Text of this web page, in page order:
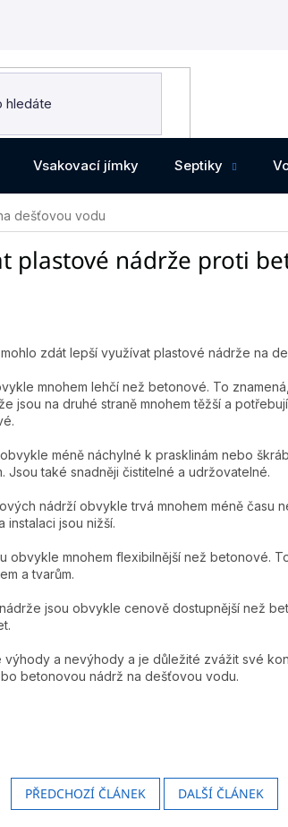
Vsakovací jímky Septiky
dešťovou vodu
plastové nádrže proti
zdát lepší využívat plastové nádrže na
mnohem lehčí než betonové. To
jsou na druhé straně mnohem těžší a
méně náchylné k prasklinám nebo
Jsou také snadněji čistitelné a udržovatelné.
nádrží obvykle trvá mnohem méně času
instalaci jsou nižší.
obvykle mnohem flexibilnější než betonové.
a tvarům.
jsou obvykle cenově dostupnější než
výhody a nevýhody a je důležité zvážit své
betonovou nádrž na dešťovou vodu.
PŘEDCHOZÍ ČLÁNEK DALŠÍ ČLÁNEK